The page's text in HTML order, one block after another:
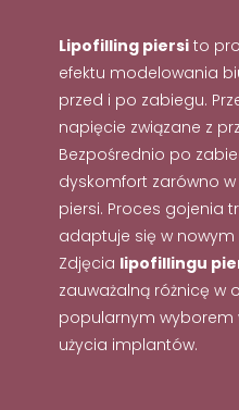
Lipofilling piersito
efektu modelowania
przed i po zabiegu.
napięcie związane z
Bezpośrednio po
dyskomfort zarówno w
piersi. Proces gojenia
adaptuje się w
Zdjęcia lipofillingu
zauważalną różnicę w
popularnym wyborem
użycia implantów.